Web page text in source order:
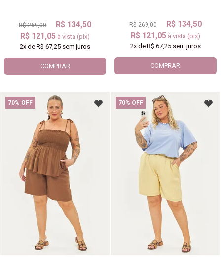
R$ 269,00
R$ 134,50
R$ 121,05 à vista (pix)
2x deR$ 67,25 sem juros
COMPRAR
R$ 269,00
R$ 134,50
R$ 121,05 à vista (pix)
2xde R$ 67,25sem juros
COMPRAR
70% OFF 70% OFF